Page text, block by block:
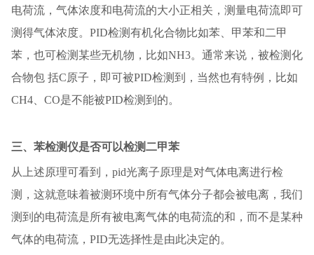
电荷流，气体浓度和电荷流的大小正相关，测量电荷流即可
测得气体浓度。PID检测有机化合物比如苯、甲苯和二甲
苯，也可检测某些无机物，比如NH3。通常来说，被检测化
合物包 括C原子，即可被PID检测到，当然也有特例，比如
CH4、CO是不能被PID检测到的。
三、苯检测仪是否可以检测二甲苯
从上述原理可看到，pid光离子原理是对气体电离进行检
测，这就意味着被测环境中所有气体分子都会被电离，我们
测到的电荷流是所有被电离气体的电荷流的和，而不是某种
气体的电荷流，PID无选择性是由此决定的。